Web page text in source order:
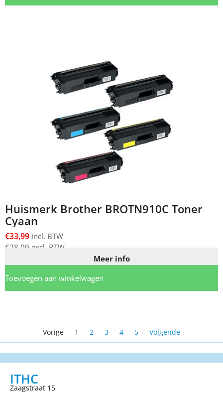
Huismerk Brother BROTN910C Toner
Cyaan
€33,99 incl. BTW
€28,09 excl. BTW
Meer info
Toevoegen aan winkelwagen
Vorige 1 2 3 4 5 Volgende
ITHC
Zaagstraat 15